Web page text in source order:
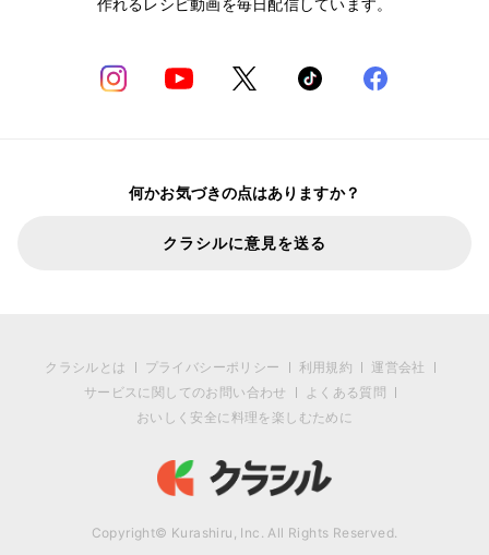
作れるレシピ動画を毎日配信しています。
何かお気づきの点はありますか？
クラシルに意見を送る
クラシルとは プライバシーポリシー 利用規約
運営会社
サービスに関してのお問い合わせ
よくある質問
おいしく安全に料理を楽しむために
Copyright© Kurashiru, Inc. All Rights Reserved.